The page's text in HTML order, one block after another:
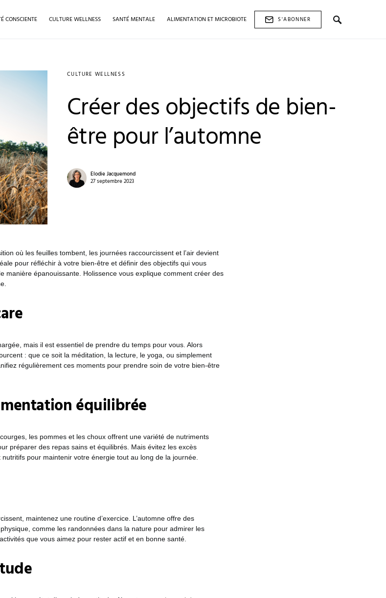
CONSCIENTE CULTURE WELLNESS SANTÉ MENTALE ALIMENTATION ET MICROBIOTE
S'ABONNER
CULTURE WELLNESS
Créer des objectifs de bien-
être pour l’automne
Elodie Jacquemond
27 septembre 2023
où les feuilles tombent, les journées raccourcissent et l’air devient
pour réfléchir à votre bien-être et définir des objectifs qui vous
manière épanouissante. Holissence vous explique comment créer des
mais il est essentiel de prendre du temps pour vous. Alors
: que ce soit la méditation, la lecture, le yoga, ou simplement
régulièrement ces moments pour prendre soin de votre bien-être
équilibrée
les pommes et les choux offrent une variété de nutriments
préparer des repas sains et équilibrés. Mais évitez les excès
pour maintenir votre énergie tout au long de la journée.
maintenez une routine d’exercice. L’automne offre des
comme les randonnées dans la nature pour admirer les
que vous aimez pour rester actif et en bonne santé.